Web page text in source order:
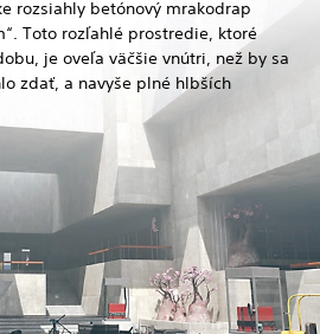
rozsiahly betónový mrakodrap
Toto rozľahlé prostredie, ktoré
je oveľa väčšie vnútri, než by sa
zdať, a navyše plné hlbších